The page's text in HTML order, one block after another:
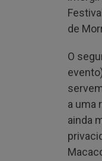
de
O
a uma
ainda